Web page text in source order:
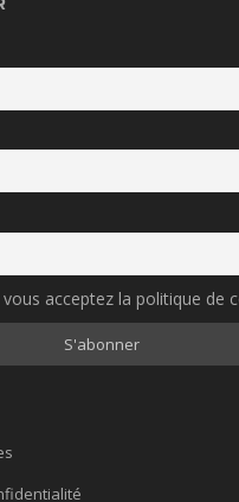
acceptez la politique de